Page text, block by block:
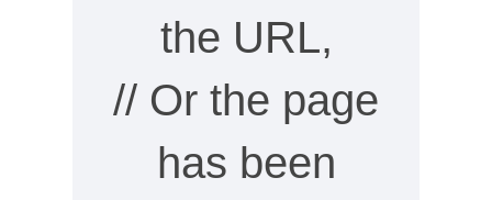
the URL,
// Or the page
has been